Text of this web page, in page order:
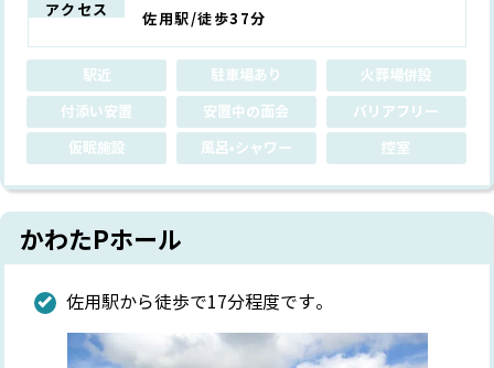
アクセス 佐用駅/徒歩37分
駅近 駐車場あり
火葬場併設
付添い安置
安置中の面会
バリアフリー
仮眠施設
風呂•シャワー 控室
かわたPホール
佐用駅から徒歩で17分程度です。